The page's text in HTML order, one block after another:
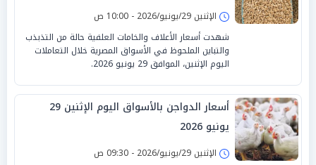
الإثنين 29/يونيو/2026 - 10:00 ص
شهدت أسعار الأعلاف والخامات العلفية حالة من التذبذب
والتباين الملحوظ في الأسواق المصرية خلال التعاملات
اليوم الإثنين، الموافق 29 يونيو 2026.
أسعار الدواجن بالأسواق اليوم الإثنين 29
يونيو 2026
الإثنين 29/يونيو/2026 - 09:30 ص